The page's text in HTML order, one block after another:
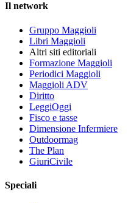
Il network
Gruppo Maggioli
Libri Maggioli
Altri siti editoriali
Formazione Maggioli
Periodici Maggioli
Maggioli ADV
Diritto
LeggiOggi
Fisco e tasse
Dimensione Infermiere
Outdoormag
The Plan
GiuriCivile
Speciali